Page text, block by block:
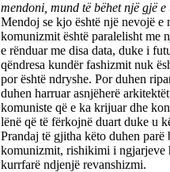
mendoni, mund të bëhet një gjë e
Mendoj se kjo është një nevojë e
komunizmit është paralelisht me
e rënduar me disa data, duke i
qëndresa kundër fashizmit nuk
por është ndryshe. Por duhen
duhen harruar asnjëherë
komuniste që e ka krijuar dhe
lënë që të fërkojnë duart duke u
Prandaj të gjitha këto duhen
komunizmit, rishikimi i ngjarjeve
kurrfarë ndjenjë revanshizmi.